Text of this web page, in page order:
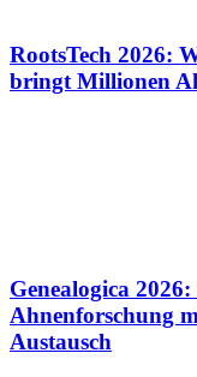
RootsTech 2026:
bringt Millionen
Genealogica
Ahnenforschung
Austausch